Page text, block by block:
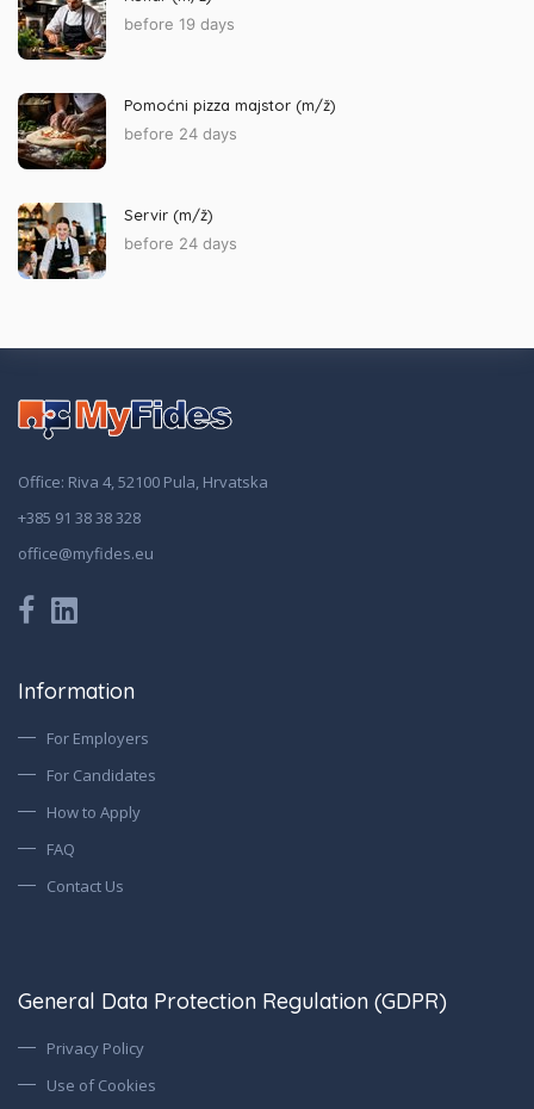
before 19 days
Pomoćni pizza majstor (m/ž)
before 24 days
Servir (m/ž)
before 24 days
Office: Riva 4, 52100 Pula, Hrvatska
+385 91 38 38 328
office@myfides.eu
Information
For Employers
For Candidates
How to Apply
FAQ
Contact Us
General Data Protection Regulation (GDPR)
Privacy Policy
Use of Cookies